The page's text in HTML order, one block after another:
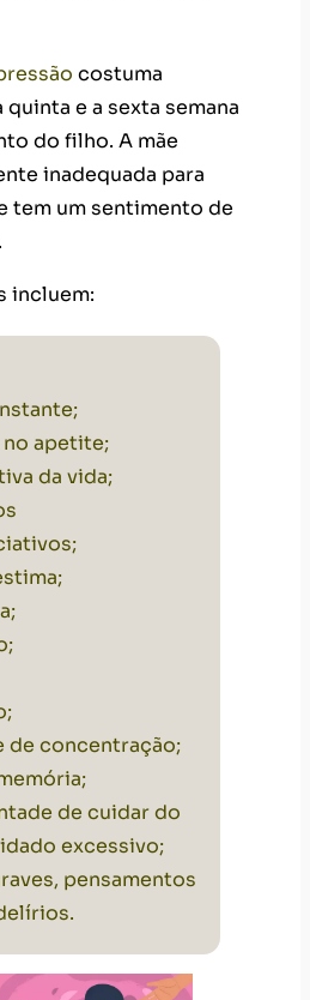
quinta e a sexta semana
inadequada para
tem um sentimento de
incluem:
apetite;
da vida;
;
concentração;
de cuidar do
excessivo;
pensamentos